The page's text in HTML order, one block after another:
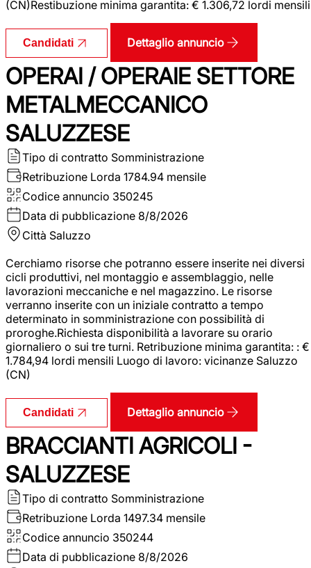
(CN)Restibuzione minima garantita: € 1.306,72 lordi mensili
Candidati Dettaglio annuncio
OPERAI / OPERAIE SETTORE
METALMECCANICO
SALUZZESE
Tipo di contratto Somministrazione
Retribuzione Lorda 1784.94 mensile
Codice annuncio 350245
Data di pubblicazione 8/8/2026
Città Saluzzo
Cerchiamo risorse che potranno essere inserite nei diversi
cicli produttivi, nel montaggio e assemblaggio, nelle
lavorazioni meccaniche e nel magazzino. Le risorse
verranno inserite con un iniziale contratto a tempo
determinato in somministrazione con possibilità di
proroghe.Richiesta disponibilità a lavorare su orario
giornaliero o sui tre turni. Retribuzione minima garantita: : €
1.784,94 lordi mensili Luogo di lavoro: vicinanze Saluzzo
(CN)
Candidati Dettaglio annuncio
BRACCIANTI AGRICOLI -
SALUZZESE
Tipo di contratto Somministrazione
Retribuzione Lorda 1497.34 mensile
Codice annuncio 350244
Data di pubblicazione 8/8/2026